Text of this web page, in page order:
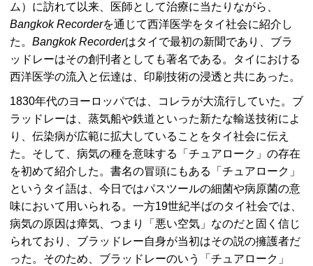
ム）に訪れて以来、医師として治療に当たりながら、
Bangkok Recorderを通じて西洋医学をタイ社会に紹介し
た。 Bangkok Recorderはタイで最初の新聞であり、ブラ
ッドレーはその創刊者としても著名である。タイにおける
西洋医学の流入と伝達は、印刷技術の浸透と共にあった。
1830年代のヨーロッパでは、コレラが大流行していた。ブ
ラッドレーは、蒸気船や鉄道といった新たな輸送技術によ
り、伝染病が広範に拡大していることをタイ社会に伝え
た。そして、病気の種を意味する「チュアローク」の存在
を初めて紹介した。書名の冒頭にもある「チュアローク」
というタイ語は、今日ではパスツールの細菌や病原菌の意
味において用いられる。一方19世紀半ばのタイ社会では、
病気の原因は瘴気、つまり「悪い空気」なのだと固く信じ
られており、ブラッドレー自身が当初はその説の擁護者だ
った。そのため、ブラッドレーのいう「チュアローク」